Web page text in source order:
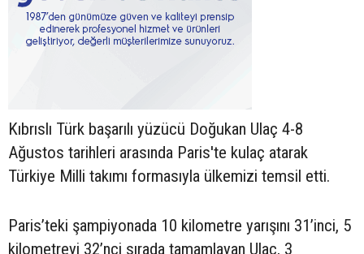
Kıbrıslı Türk başarılı yüzücü Doğukan Ulaç 4-8
Ağustos tarihleri arasında Paris'te kulaç atarak
Türkiye Milli takımı formasıyla ülkemizi temsil etti.
Paris’teki şampiyonada 10 kilometre yarışını 31’inci, 5
kilometreyi 32’nci sırada tamamlayan Ulaç, 3